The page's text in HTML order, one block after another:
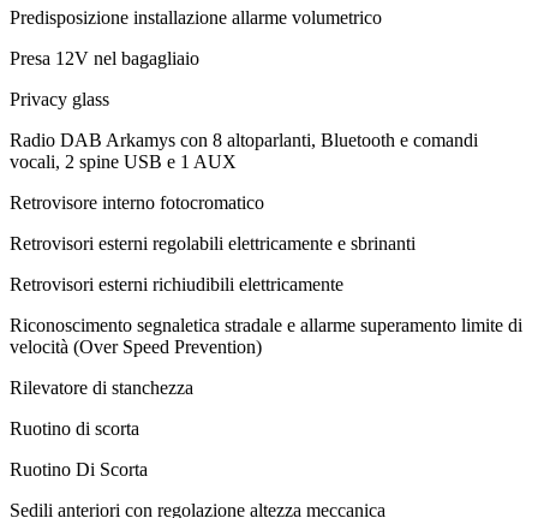
Predisposizione installazione allarme volumetrico
Presa 12V nel bagagliaio
Privacy glass
Radio DAB Arkamys con 8 altoparlanti, Bluetooth e comandi
vocali, 2 spine USB e 1 AUX
Retrovisore interno fotocromatico
Retrovisori esterni regolabili elettricamente e sbrinanti
Retrovisori esterni richiudibili elettricamente
Riconoscimento segnaletica stradale e allarme superamento limite di
velocità (Over Speed Prevention)
Rilevatore di stanchezza
Ruotino di scorta
Ruotino Di Scorta
Sedili anteriori con regolazione altezza meccanica